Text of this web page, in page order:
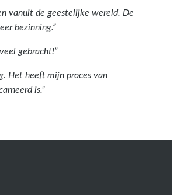
vanuit de geestelijke wereld. De
bezinning.”
gebracht!”
Het heeft mijn proces van
is.”